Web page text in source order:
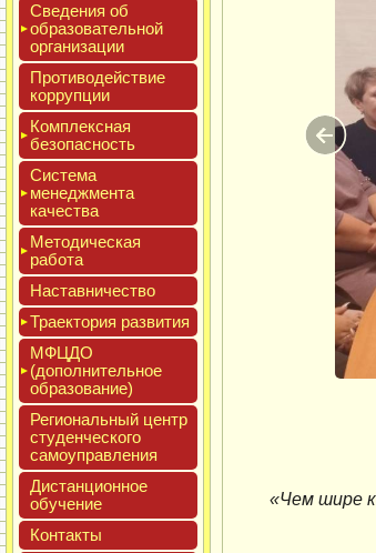
Све­дения об
об­ра­зова­тель­ной
ор­га­низа­ции
Про­тиво­дей­ствие
кор­рупции
Ком­плексная
бе­зопас­ность
Сис­те­ма
ме­нед­жмен­та
ка­чес­тва
Мето­дичес­кая
ра­бота
Нас­тавни­чес­тво
Тра­ек­то­рия раз­ви­тия
МФЦДО
(до­пол­ни­тель­ное
об­ра­зова­ние)
Реги­ональ­ный центр
сту­ден­ческо­го
са­мо­уп­равле­ния
Дис­танци­он­ное
обу­чение
Кон­такты
«Чем шире